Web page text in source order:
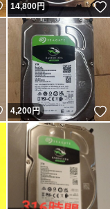
いいね！
14,800円
いいね！
4,200円